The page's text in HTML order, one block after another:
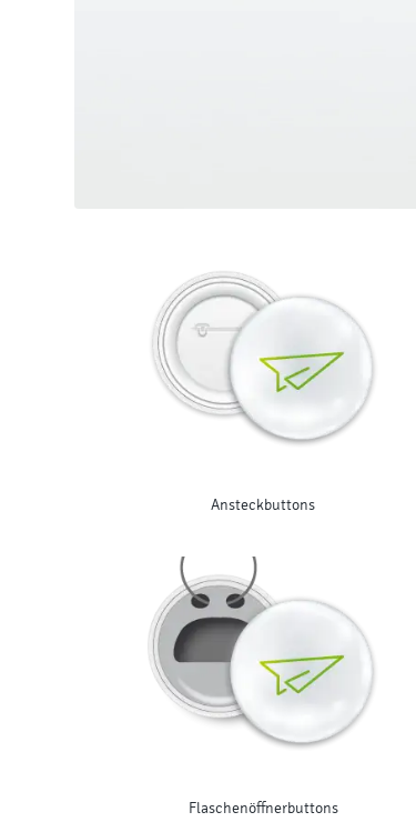
Ansteckbuttons
Flaschenöffnerbuttons